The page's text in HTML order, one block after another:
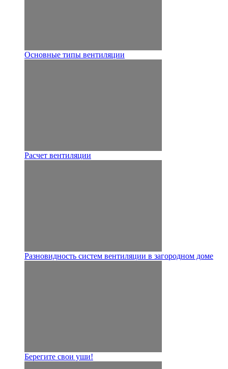
Основные типы вентиляции
Расчет вентиляции
Разновидность систем вентиляции в загородном доме
Берегите свои уши!